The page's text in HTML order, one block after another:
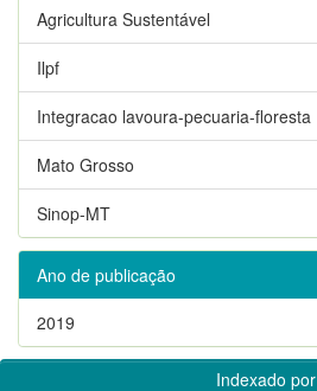
Agricultura Sustentável
Ilpf
Integracao lavoura-pecuaria-floresta
Mato Grosso
Sinop-MT
Ano de publicação
2019
Indexado por